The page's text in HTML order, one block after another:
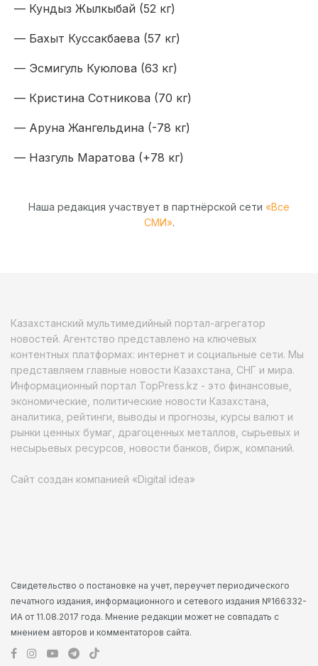
— Кундыз Жылкыбай (52 кг)
— Бахыт Куссакбаева (57 кг)
— Эсмигуль Куюлова (63 кг)
— Кристина Сотникова (70 кг)
— Аруна Жангельдина (-78 кг)
— Назгуль Маратова (+78 кг)
Наша редакция участвует в партнёрской сети «Все
СМИ».
Казахстанский мультимедийный портал-агрегатор
новостей. Агентство представлено на ключевых
контентных платформах: интернет и социальные сети. Мы
представляем главные новости Казахстана, СНГ и мира.
Информационный портал TopPress.kz - это финансовые,
экономические, политические новости Казахстана,
аналитика, рейтинги, выводы и прогнозы, курсы валют и
рынки ценных бумаг, драгоценных металлов, сырьевых и
несырьевых ресурсов, новости банков, бирж, компаний.
Сайт создан компанией «Digital idea»
Свидетельство о постановке на учет, переучет периодического
печатного издания, информационного и сетевого издания №166332-
ИА от 11.08.2017 года. Мнение редакции может не совпадать с
мнением авторов и комментаторов сайта.